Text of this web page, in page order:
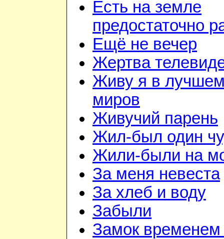
Есть на земле
предостаточно
Ещё не вечер
Жертва
Живу я в
миров
Живучий парень
Жил-был один
Жили-были на
За меня невеста
За хлеб и воду
Забыли
Замок временем